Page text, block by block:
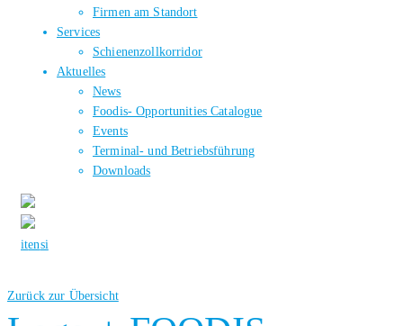
Firmen am Standort
Services
Schienenzollkorridor
Aktuelles
News
Foodis- Opportunities Catalogue
Events
Terminal- und Betriebsführung
Downloads
itensi
Zurück zur Übersicht